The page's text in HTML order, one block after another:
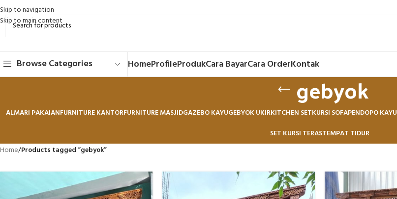
Skip to navigation
Skip to main content
Browse Categories HomeProfileProdukCara BayarCara OrderKontak
gebyok
ALMARI PAKAIANFURNITURE KANTORFURNITURE MASJIDGAZEBO KAYUGEBYOK UKIRKITCHEN SETKURSI SOFAPENDOPO KAYU
SET KURSI TERASTEMPAT TIDUR
Home/Products tagged “gebyok”